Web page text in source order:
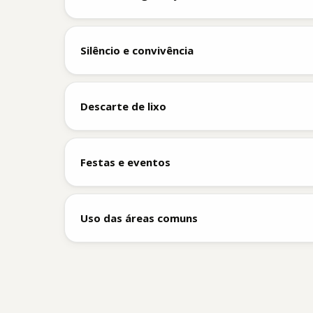
Silêncio e convivência
Descarte de lixo
Festas e eventos
Uso das áreas comuns